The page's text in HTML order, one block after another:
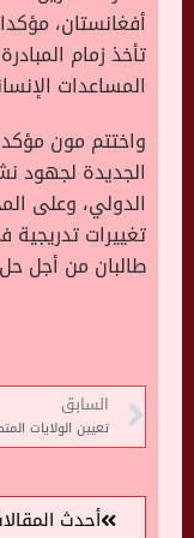
أفغانستان،
تأخذ زمام
المساعدات
واختتم مون
الجديدة لجهود
الدولي، وعلى
تغييرات
طالبان من أجل حل
السابق
أحدث